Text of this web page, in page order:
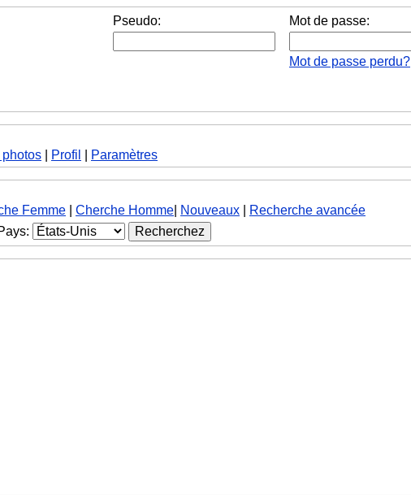
Pseudo: Mot de passe:
Mot de passe perdu?
Profil Paramètres
Femme Cherche Homme Nouveaux
Recherche avancée